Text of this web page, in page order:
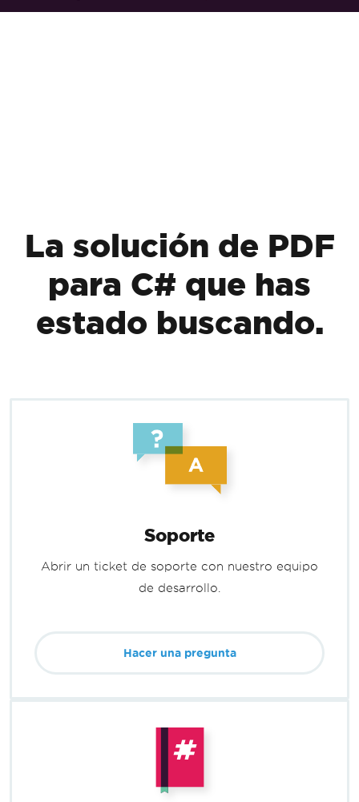
La solución de PDF
para C# que has
estado buscando.
Soporte
Abrir un ticket de soporte con nuestro equipo
de desarrollo.
Hacer una pregunta